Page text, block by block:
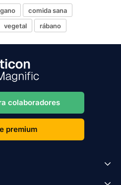
comida sana
vegetal rábano
colaboradores
premium